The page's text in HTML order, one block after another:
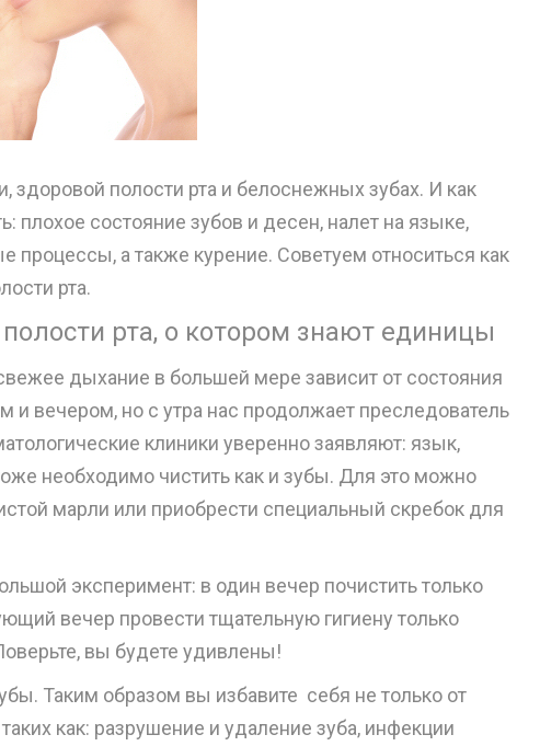
полости рта и белоснежных зубах. И как
плохое состояние зубов и десен, налет на языке,
процессы, а также курение. Советуем относиться как
рта.
рта, о котором знают единицы
дыхание в большей мере зависит от состояния
вечером, но с утра нас продолжает преследователь
клиники уверенно заявляют: язык,
необходимо чистить как и зубы. Для это можно
марли или приобрести специальный скребок для
эксперимент: в один вечер почистить только
вечер провести тщательную гигиену только
вы будете удивлены!
Таким образом вы избавите себя не только от
как: разрушение и удаление зуба, инфекции